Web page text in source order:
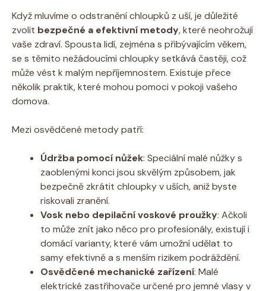
Když mluvíme o odstranění chloupků z uší, je důležité
zvolit bezpečné a efektivní metody, které neohrožují
vaše zdraví. Spousta lidí, zejména s přibývajícím věkem,
se s těmito nežádoucími chloupky setkává častěji, což
může vést k malým nepříjemnostem. Existuje přece
několik praktik, které mohou pomoci v pokoji vašeho
domova.
Mezi osvědčené metody patří:
Údržba pomocí nůžek: Speciální malé nůžky s
zaoblenými konci jsou skvělým způsobem, jak
bezpečně zkrátit chloupky v uších, aniž byste
riskovali zranění.
Vosk nebo depilační voskové proužky: Ačkoli
to může znít jako něco pro profesionály, existují i
domácí varianty, které vám umožní udělat to
samy efektivně a s menším rizikem podráždění.
Osvědčené mechanické zařízení: Malé
elektrické zastřihovače určené pro jemné vlasy v